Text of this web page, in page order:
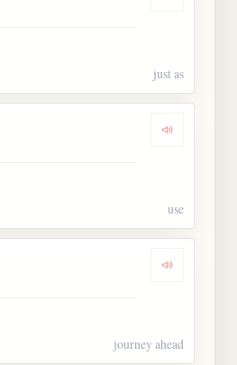
just as
Dengarkan
use
Dengarkan
journey ahead